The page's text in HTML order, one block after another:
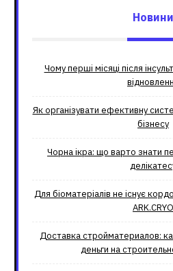
Новини
Чому перші місяці після
Як організувати ефективну
бізнесу
Чорна ікра: що варто знати
Для біоматеріалів не існує
ARK.CRYO
Доставка стройматериалов:
деньги на